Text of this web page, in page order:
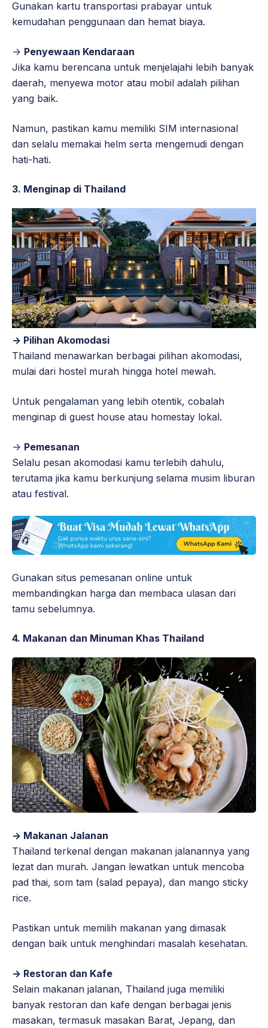
Gunakan kartu transportasi prabayar untuk
kemudahan penggunaan dan hemat biaya.
-> Penyewaan Kendaraan
Jika kamu berencana untuk menjelajahi lebih banyak
daerah, menyewa motor atau mobil adalah pilihan
yang baik.
Namun, pastikan kamu memiliki SIM internasional
dan selalu memakai helm serta mengemudi dengan
hati-hati.
3. Menginap di Thailand
-> Pilihan Akomodasi
Thailand menawarkan berbagai pilihan akomodasi,
mulai dari hostel murah hingga hotel mewah.
Untuk pengalaman yang lebih otentik, cobalah
menginap di guest house atau homestay lokal.
-> Pemesanan
Selalu pesan akomodasi kamu terlebih dahulu,
terutama jika kamu berkunjung selama musim liburan
atau festival.
Gunakan situs pemesanan online untuk
membandingkan harga dan membaca ulasan dari
tamu sebelumnya.
4. Makanan dan Minuman Khas Thailand
-> Makanan Jalanan
Thailand terkenal dengan makanan jalanannya yang
lezat dan murah. Jangan lewatkan untuk mencoba
pad thai, som tam (salad pepaya), dan mango sticky
rice.
Pastikan untuk memilih makanan yang dimasak
dengan baik untuk menghindari masalah kesehatan.
-> Restoran dan Kafe
Selain makanan jalanan, Thailand juga memiliki
banyak restoran dan kafe dengan berbagai jenis
masakan, termasuk masakan Barat, Jepang, dan